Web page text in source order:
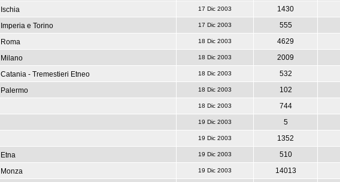
Ischia 17 Dic 2003
1430
Imperia e Torino 17 Dic 2003
555
Roma 18 Dic 2003
4629
Milano 18 Dic 2003
2009
Catania - Tremestieri Etneo 18 Dic 2003
532
Palermo 18 Dic 2003
102
18 Dic 2003
744
19 Dic 2003
5
19 Dic 2003
1352
Etna 19 Dic 2003
510
Monza 19 Dic 2003
14013